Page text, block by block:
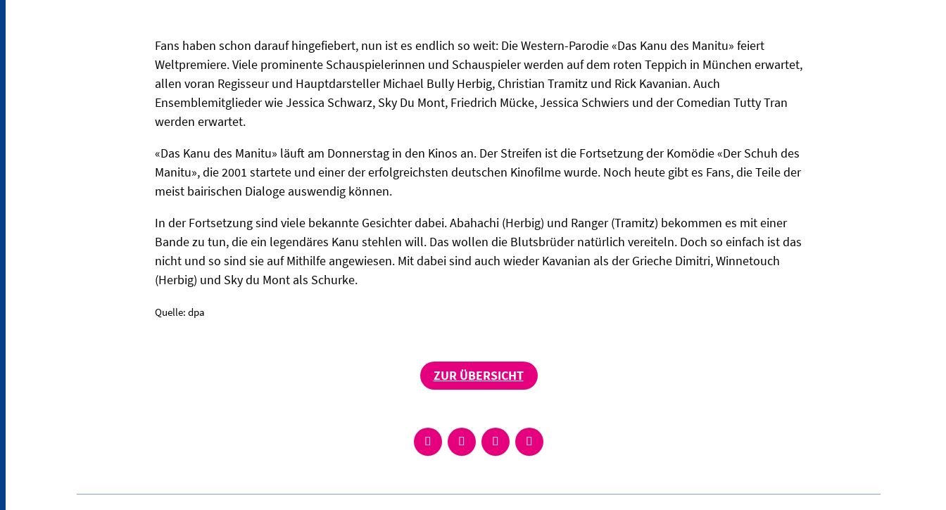
Fans haben schon darauf hingefiebert, nun ist es endlich so weit: Die Western-Parodie «Das Kanu des Manitu» feiert
Weltpremiere. Viele prominente Schauspielerinnen und Schauspieler werden auf dem roten Teppich in München erwartet,
allen voran Regisseur und Hauptdarsteller Michael Bully Herbig, Christian Tramitz und Rick Kavanian. Auch
Ensemblemitglieder wie Jessica Schwarz, Sky Du Mont, Friedrich Mücke, Jessica Schwiers und der Comedian Tutty Tran
werden erwartet.
«Das Kanu des Manitu» läuft am Donnerstag in den Kinos an. Der Streifen ist die Fortsetzung der Komödie «Der Schuh des
Manitu», die 2001 startete und einer der erfolgreichsten deutschen Kinofilme wurde. Noch heute gibt es Fans, die Teile der
meist bairischen Dialoge auswendig können.
In der Fortsetzung sind viele bekannte Gesichter dabei. Abahachi (Herbig) und Ranger (Tramitz) bekommen es mit einer
Bande zu tun, die ein legendäres Kanu stehlen will. Das wollen die Blutsbrüder natürlich vereiteln. Doch so einfach ist das
nicht und so sind sie auf Mithilfe angewiesen. Mit dabei sind auch wieder Kavanian als der Grieche Dimitri, Winnetouch
(Herbig) und Sky du Mont als Schurke.
Quelle: dpa
ZUR ÜBERSICHT